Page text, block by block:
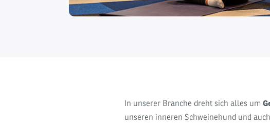
In unserer Branche dreht sich alles um
unseren inneren Schweinehund und